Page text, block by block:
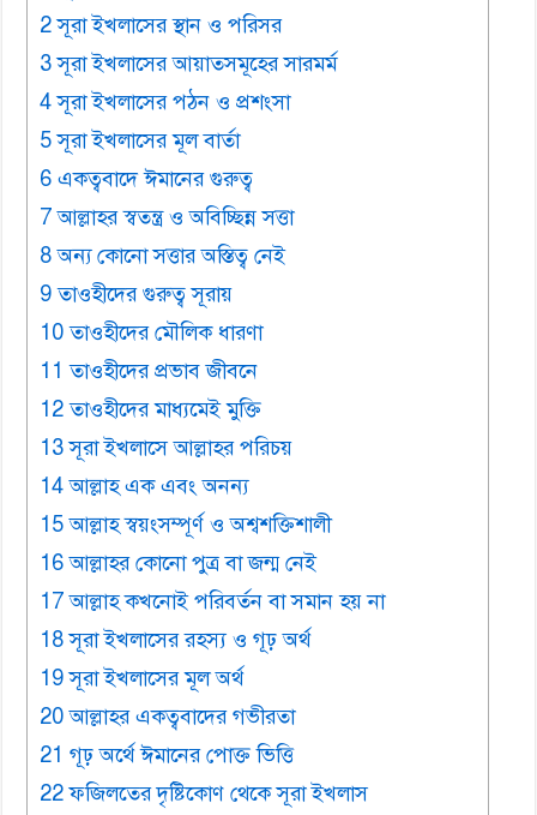
2 সূরা ইখলাসের স্থান ও পরিসর
3 সূরা ইখলাসের আয়াতসমূহের সারমর্ম
4 সূরা ইখলাসের পঠন ও প্রশংসা
5 সূরা ইখলাসের মূল বার্তা
6 একত্ববাদে ঈমানের গুরুত্ব
7 আল্লাহর স্বতন্ত্র ও অবিচ্ছিন্ন সত্তা
8 অন্য কোনো সত্তার অস্তিত্ব নেই
9 তাওহীদের গুরুত্ব সূরায়
10 তাওহীদের মৌলিক ধারণা
11 তাওহীদের প্রভাব জীবনে
12 তাওহীদের মাধ্যমেই মুক্তি
13 সূরা ইখলাসে আল্লাহর পরিচয়
14 আল্লাহ এক এবং অনন্য
15 আল্লাহ স্বয়ংসম্পূর্ণ ও অশ্বশক্তিশালী
16 আল্লাহর কোনো পুত্র বা জন্ম নেই
17 আল্লাহ কখনোই পরিবর্তন বা সমান হয় না
18 সূরা ইখলাসের রহস্য ও গূঢ় অর্থ
19 সূরা ইখলাসের মূল অর্থ
20 আল্লাহর একত্ববাদের গভীরতা
21 গূঢ় অর্থে ঈমানের পোক্ত ভিত্তি
22 ফজিলতের দৃষ্টিকোণ থেকে সূরা ইখলাস